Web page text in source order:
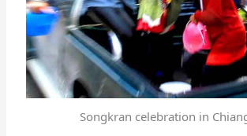
Songkran celebration in